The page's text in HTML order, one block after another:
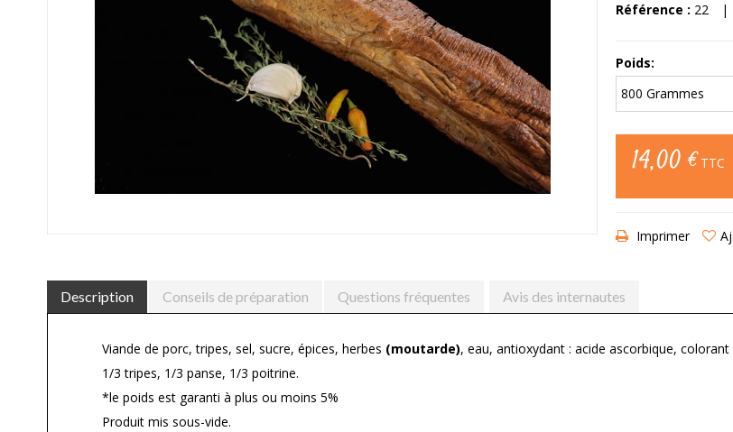
Référence : 22 |
Poids:
14,00 € TTC
Imprimer
Description Conseils de préparation Questions fréquentes Avis des internautes
Viande de porc, tripes, sel, sucre, épices, herbes (moutarde), eau, antioxydant : acide ascorbique,
1/3 tripes, 1/3 panse, 1/3 poitrine.
*le poids est garanti à plus ou moins 5%
Produit mis sous-vide.